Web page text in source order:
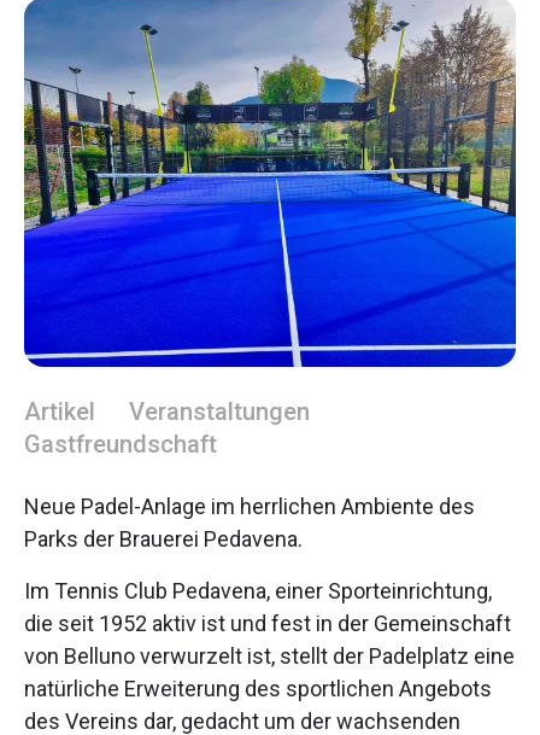
Artikel
Veranstaltungen
Gastfreundschaft
Neue Padel-Anlage im herrlichen Ambiente des
Parks der Brauerei Pedavena.
Im Tennis Club Pedavena, einer Sporteinrichtung,
die seit 1952 aktiv ist und fest in der Gemeinschaft
von Belluno verwurzelt ist, stellt der Padelplatz eine
natürliche Erweiterung des sportlichen Angebots
des Vereins dar, gedacht um der wachsenden